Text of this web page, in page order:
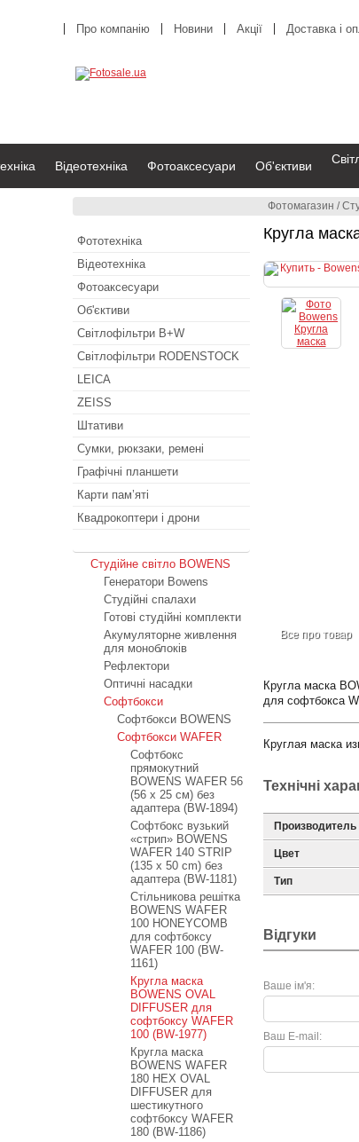
Фотомагазин /
Кругла
Все про товар
Кругла маска
для софтбокса
Круглая маска
Технічні
Производитель
Цвет
Тип
Відгуки
Ваше ім'я:
Ваш E-mail:
Про компанію Новини Акції Доставка і
Відеотехніка Фотоаксесуари Об'єктиви
Фототехніка
Відеотехніка
Фотоаксесуари
Об'єктиви
Світлофільтри B+W
Світлофільтри RODENSTOCK
LEICA
ZEISS
Штативи
Сумки, рюкзаки, ремені
Графічні планшети
Карти пам’яті
Квадрокоптери і дрони
Студійне світло BOWENS
Генератори Bowens
Студійні спалахи
Готові студійні комплекти
Акумуляторне живлення
для моноблоків
Рефлектори
Оптичні насадки
Софтбокси
Софтбокси BOWENS
Софтбокси WAFER
Софтбокс
прямокутний
BOWENS WAFER 56
(56 х 25 см) без
адаптера (BW-1894)
Софтбокс вузький
«стрип» BOWENS
WAFER 140 STRIP
(135 x 50 cm) без
адаптера (BW-1181)
Стільникова решітка
BOWENS WAFER
100 HONEYCOMB
для софтбоксу
WAFER 100 (BW-
1161)
Кругла маска
BOWENS OVAL
DIFFUSER для
софтбоксу WAFER
100 (BW-1977)
Кругла маска
BOWENS WAFER
180 HEX OVAL
DIFFUSER для
шестикутного
софтбоксу WAFER
180 (BW-1186)